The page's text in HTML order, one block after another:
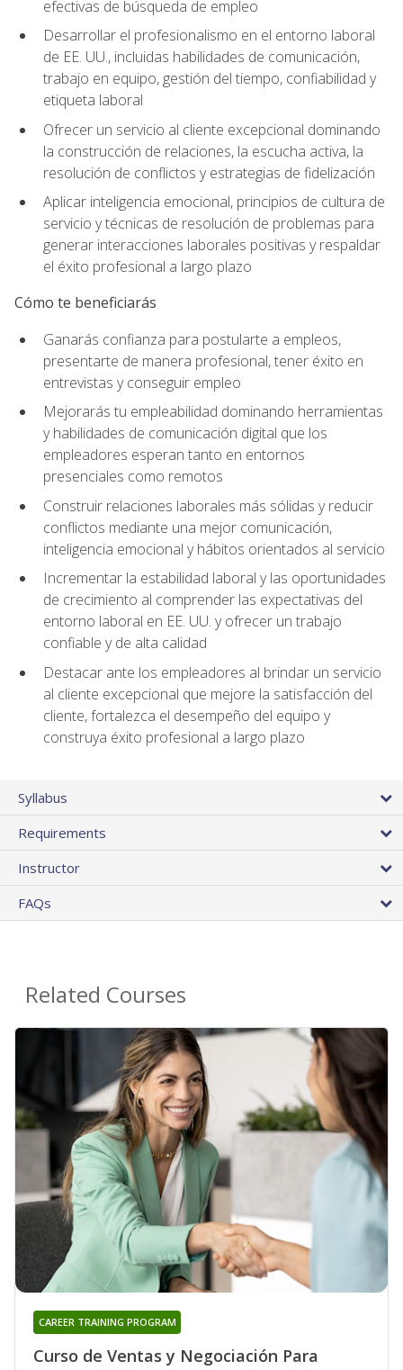
efectivas de búsqueda de empleo
Desarrollar el profesionalismo en el entorno laboral
de EE. UU., incluidas habilidades de comunicación,
trabajo en equipo, gestión del tiempo, confiabilidad y
etiqueta laboral
Ofrecer un servicio al cliente excepcional dominando
la construcción de relaciones, la escucha activa, la
resolución de conflictos y estrategias de fidelización
Aplicar inteligencia emocional, principios de cultura de
servicio y técnicas de resolución de problemas para
generar interacciones laborales positivas y respaldar
el éxito profesional a largo plazo
Cómo te beneficiarás
Ganarás confianza para postularte a empleos,
presentarte de manera profesional, tener éxito en
entrevistas y conseguir empleo
Mejorarás tu empleabilidad dominando herramientas
y habilidades de comunicación digital que los
empleadores esperan tanto en entornos
presenciales como remotos
Construir relaciones laborales más sólidas y reducir
conflictos mediante una mejor comunicación,
inteligencia emocional y hábitos orientados al servicio
Incrementar la estabilidad laboral y las oportunidades
de crecimiento al comprender las expectativas del
entorno laboral en EE. UU. y ofrecer un trabajo
confiable y de alta calidad
Destacar ante los empleadores al brindar un servicio
al cliente excepcional que mejore la satisfacción del
cliente, fortalezca el desempeño del equipo y
construya éxito profesional a largo plazo
Syllabus
Requirements
Instructor
FAQs
Related Courses
Curso de Ventas y Negociación Para
CAREER TRAINING PROGRAM